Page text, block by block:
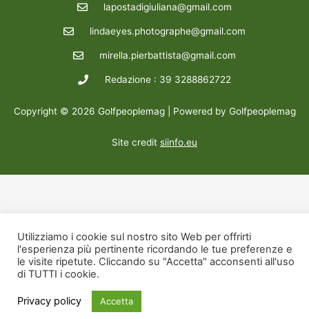
lapostadigiuliana@gmail.com
lindaeyes.photographe@gmail.com
mirella.pierbattista@gmail.com
Redazione : 39 3288862722
Copyright © 2026 Golfpeoplemag | Powered by Golfpeoplemag
Site credit siinfo.eu
Utilizziamo i cookie sul nostro sito Web per offrirti
l'esperienza più pertinente ricordando le tue preferenze e
le visite ripetute. Cliccando su "Accetta" acconsenti all'uso
di TUTTI i cookie.
Privacy policy Accetta